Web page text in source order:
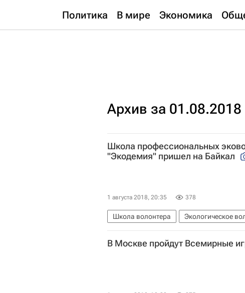
Политика В мире Экономика
Архив за 01.08.2018
Школа профессиональных
"Экодемия" пришел на Байкал
1 августа 2018, 20:35 378
Школа волонтера Экологическое
Министерство природных ресурсов и
Волонтерство в России
В Москве пройдут Всемирные